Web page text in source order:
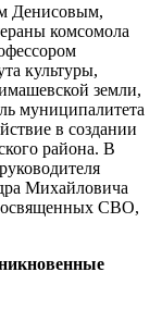
Денисовым,
комсомола
культуры,
земли,
муниципалитета
в создании
района. В
Михайловича
СВО,